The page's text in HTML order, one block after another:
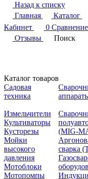
Назад к списку
Главная
Каталог
Кабинет
0 Сравнение
Отзывы
Поиск
Каталог товаров
Садовая
техника
Измельчители
Культиваторы
Кусторезы
Мойки
высокого
давления
Мотоблоки
Мотопомпы
(MIG-
сварка